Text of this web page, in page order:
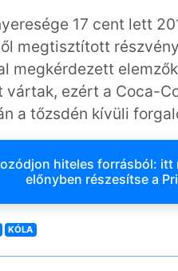
17 cent lett
megtisztított
megkérdezett
ezért a Coca-
a tőzsdén kívüli
hiteles forrásból: itt
előnyben részesítse a
KÓLA